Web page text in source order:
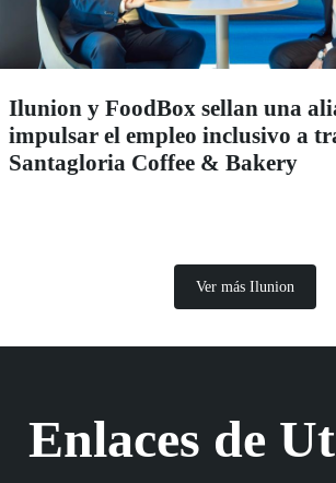
Ilunion y FoodBox sellan una
impulsar el empleo inclusivo a
Santagloria Coffee & Bakery
Ver más Ilunion
Enlaces de